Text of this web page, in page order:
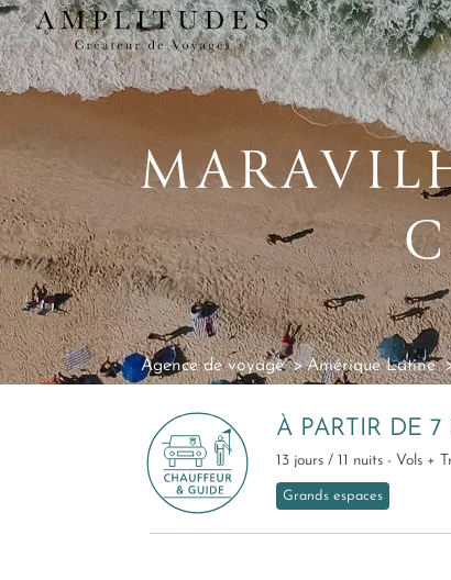
Agence de voyage Amérique Latine
À PARTIR DE 7
13 jours / 11 nuits - Vols +
Grands espaces